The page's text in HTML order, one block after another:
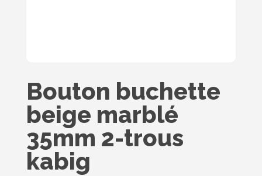
Bouton buchette
beige marblé
35mm 2-trous
kabig